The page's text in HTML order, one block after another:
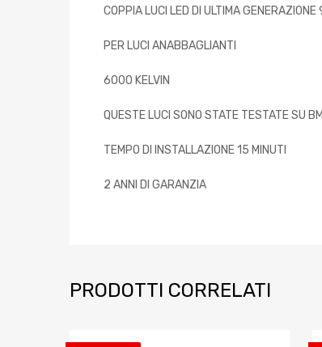
COPPIA LUCI LED DI ULTIMA
PER LUCI ANABBAGLIANTI
6000 KELVIN
QUESTE LUCI SONO STATE TESTATE SU
TEMPO DI INSTALLAZIONE 15 MINUTI
2 ANNI DI GARANZIA
PRODOTTI CORRELATI